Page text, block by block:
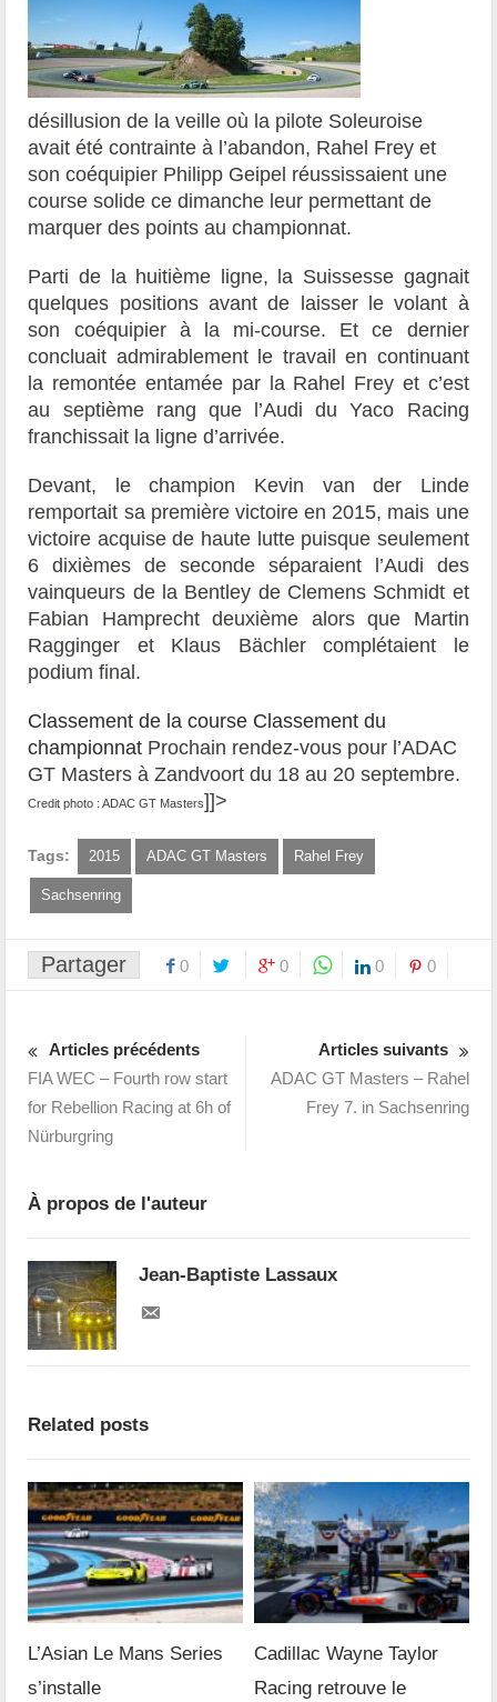
désillusion de la veille où la pilote Soleuroise
avait été contrainte à l’abandon, Rahel Frey et
son coéquipier Philipp Geipel réussissaient une
course solide ce dimanche leur permettant de
marquer des points au championnat.
Parti de la huitième ligne, la Suissesse gagnait
quelques positions avant de laisser le volant à
son coéquipier à la mi-course. Et ce dernier
concluait admirablement le travail en continuant
la remontée entamée par la Rahel Frey et c’est
au septième rang que l’Audi du Yaco Racing
franchissait la ligne d’arrivée.
Devant, le champion Kevin van der Linde
remportait sa première victoire en 2015, mais une
victoire acquise de haute lutte puisque seulement
6 dixièmes de seconde séparaient l’Audi des
vainqueurs de la Bentley de Clemens Schmidt et
Fabian Hamprecht deuxième alors que Martin
Ragginger et Klaus Bächler complétaient le
podium final.
Classement de la course Classement du
championnat Prochain rendez-vous pour l’ADAC
GT Masters à Zandvoort du 18 au 20 septembre.
Credit photo : ADAC GT Masters]]>
Tags: 2015 ADAC GT Masters Rahel Frey
Sachsenring
Partager 0 0 0 0
Articles précédents
FIA WEC – Fourth row start
for Rebellion Racing at 6h of
Nürburgring
Articles suivants
ADAC GT Masters – Rahel
Frey 7. in Sachsenring
À propos de l'auteur
Jean-Baptiste Lassaux
Related posts
L’Asian Le Mans Series
s’installe
Cadillac Wayne Taylor
Racing retrouve le